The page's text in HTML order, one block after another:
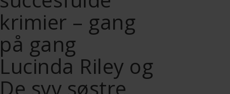
krimier – gang
på gang
Lucinda Riley og
De syv søstre